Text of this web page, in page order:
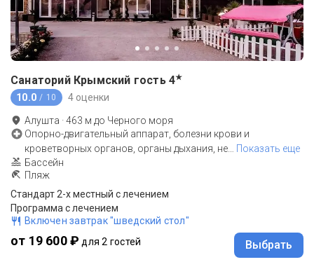
Санаторий Крымский гость 4★
10.0 / 10 4 оценки
Алушта ·463 м до Черного моря
Опорно-двигательный аппарат, болезни крови и
кроветворных органов, органы дыхания, не
Показать еще
Бассейн
Пляж
Стандарт 2-х местный с лечением
Программа с лечением
Включен завтрак "шведский стол"
от 19 600 ₽ для 2 гостей Выбрать